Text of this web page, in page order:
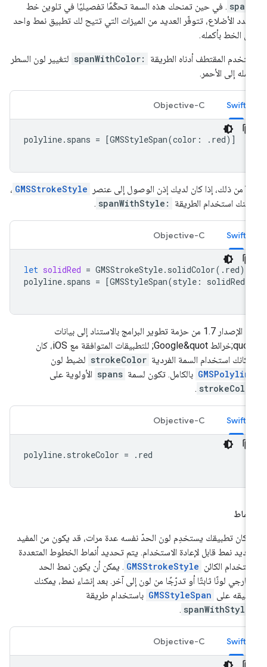
. في حين تمنحك هذه السمة تحكّمًا تفصيليًا في تلوين خط
الأضلاع، تتوفّر العديد من الميزات التي تتيح لك تطبيق نمط واحد
الخط بأكمله.
المقتطف أدناه الطريقة spanWithColor: لتغيير لون السطر
إلى الأحمر.
Swift
Objective-C
polyline.spans = [GMSStyleSpan(color : .red
من ذلك، إذا كان لديك إذن الوصول إلى عنصر GMSStrokeStyle ،
استخدام الطريقة spanWithStyle:
.
Swift
Objective-C
let solidRed = GMSStrokeStyle.solidColor(.red
polyline.spans = [GMSStyleSpan(style: solidRed
قبل الإصدار 1.7 من حزمة تطوير البرامج بالاستناد إلى بيانات
&quot;خرائط Google&quot; للتطبيقات المتوافقة مع iOS، كان
استخدام السمة الفردية strokeColor لضبط لون
بالكامل. تكون لسمة spans الأولوية على
.
Swift
Objective-C
polyline.strokeColor = .
كان تطبيقك يستخدِم لون الحدّ نفسه عدة مرات، قد يكون من المفيد
نمط قابل لإعادة الاستخدام. يتم تحديد أنماط الخطوط المتعددة
الكائن GMSStrokeStyle . يمكن أن يكون نمط الحد
لونًا ثابتًا أو تدرّجًا من لون إلى آخر. بعد إنشاء نمط، يمكنك
على GMSStyleSpan باستخدام طريقة
.
Swift
Objective-C